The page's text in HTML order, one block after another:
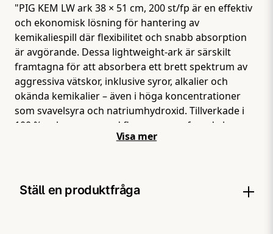
"PIG KEM LW ark 38 × 51 cm, 200 st/fp är en effektiv
och ekonomisk lösning för hantering av
kemikaliespill där flexibilitet och snabb absorption
är avgörande. Dessa lightweight-ark är särskilt
framtagna för att absorbera ett brett spektrum av
aggressiva vätskor, inklusive syror, alkalier och
okända kemikalier – även i höga koncentrationer
som svavelsyra och natriumhydroxid. Tillverkade i
100 % polypropen med flera sammanfogade lager
erbjuder arken både slitstyrka och snabb
fiberstrukturen och ytmönstret säkerställer snabb
uppsugning och jämn fördelning av vätskan, vilket
Visa mer
Ställ en produktfråga